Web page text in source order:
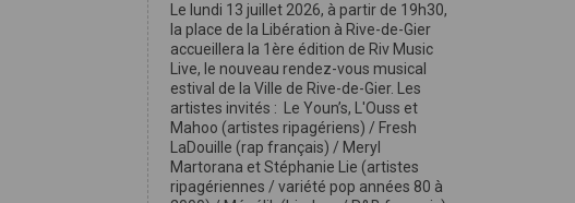
Le lundi 13 juillet 2026, à partir de 19h30,
la place de la Libération à Rive-de-Gier
accueillera la 1ère édition de Riv Music
Live, le nouveau rendez-vous musical
estival de la Ville de Rive-de-Gier. Les
artistes invités : Le Youn’s, L'Ouss et
Mahoo (artistes ripagériens) / Fresh
LaDouille (rap français) / Meryl
Martorana et Stéphanie Lie (artistes
ripagériennes / variété pop années 80 à